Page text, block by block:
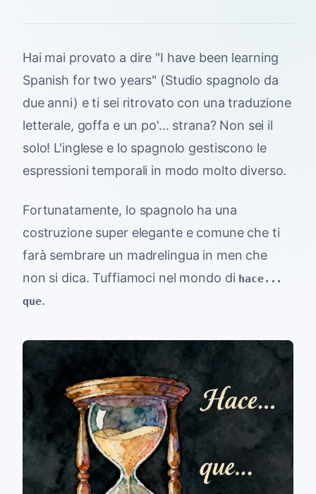
Hai mai provato a dire "I have been learning
Spanish for two years" (Studio spagnolo da
due anni) e ti sei ritrovato con una traduzione
letterale, goffa e un po'... strana? Non sei il
solo! L'inglese e lo spagnolo gestiscono le
espressioni temporali in modo molto diverso.
Fortunatamente, lo spagnolo ha una
costruzione super elegante e comune che ti
farà sembrare un madrelingua in men che
non si dica. Tuffiamoci nel mondo di hace...
que.